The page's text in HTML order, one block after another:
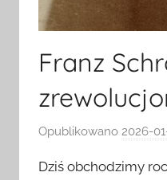
Franz
Opublikowano 2026-
Dziś obchodzimy